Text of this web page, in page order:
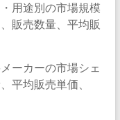
用途別の市場規模
販売数量、平均販
ーカーの市場シェ
平均販売単価、